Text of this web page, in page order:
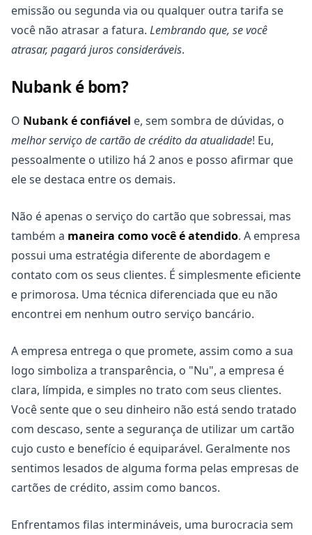
emissão ou segunda via ou qualquer outra tarifa se
você não atrasar a fatura. Lembrando que, se você
atrasar, pagará juros consideráveis.
Nubank é bom?
O Nubank é confiável e, sem sombra de dúvidas, o
melhor serviço de cartão de crédito da atualidade! Eu,
pessoalmente o utilizo há 2 anos e posso afirmar que
ele se destaca entre os demais.
Não é apenas o serviço do cartão que sobressai, mas
também a maneira como você é atendido. A empresa
possui uma estratégia diferente de abordagem e
contato com os seus clientes. É simplesmente eficiente
e primorosa. Uma técnica diferenciada que eu não
encontrei em nenhum outro serviço bancário.
A empresa entrega o que promete, assim como a sua
logo simboliza a transparência, o "Nu", a empresa é
clara, límpida, e simples no trato com seus clientes.
Você sente que o seu dinheiro não está sendo tratado
com descaso, sente a segurança de utilizar um cartão
cujo custo e benefício é equiparável. Geralmente nos
sentimos lesados de alguma forma pelas empresas de
cartões de crédito, assim como bancos.
Enfrentamos filas intermináveis, uma burocracia sem